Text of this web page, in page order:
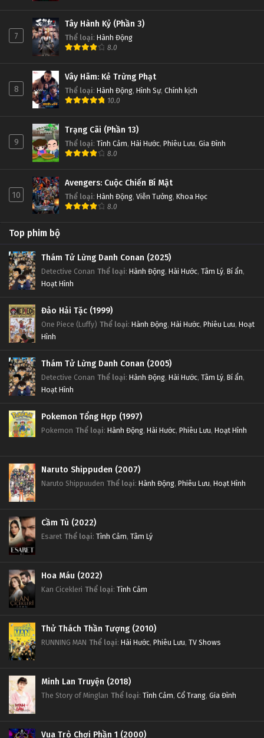
7
Tây Hành Kỷ (Phần 3)
Thể loại: Hành Động
8.0
8
Vây Hãm: Kẻ Trừng Phạt
Thể loại: Hành Động, Hình Sự, Chính kịch
10.0
9
Trạng Cãi (Phần 13)
Thể loại: Tình Cảm, Hài Hước, Phiêu Lưu, Gia Đình
8.0
10
Avengers: Cuộc Chiến Bí Mật
Thể loại: Hành Động, Viễn Tưởng, Khoa Học
8.0
Top phim bộ
Thám Tử Lừng Danh Conan (2025)
Detective Conan Thể loại: Hành Động, Hài Hước, Tâm Lý, Bí ẩn,
Hoạt Hình
Đảo Hải Tặc (1999)
One Piece (Luffy) Thể loại: Hành Động, Hài Hước, Phiêu Lưu, Hoạt
Hình
Thám Tử Lừng Danh Conan (2005)
Detective Conan Thể loại: Hành Động, Hài Hước, Tâm Lý, Bí ẩn,
Hoạt Hình
Pokemon Tổng Hợp (1997)
Pokemon Thể loại: Hành Động, Hài Hước, Phiêu Lưu, Hoạt Hình
Naruto Shippuden (2007)
Naruto Shippuuden Thể loại: Hành Động, Phiêu Lưu, Hoạt Hình
Cầm Tù (2022)
Esaret Thể loại: Tình Cảm, Tâm Lý
Hoa Máu (2022)
Kan Cicekleri Thể loại: Tình Cảm
Thử Thách Thần Tượng (2010)
RUNNING MAN Thể loại: Hài Hước, Phiêu Lưu, TV Shows
Minh Lan Truyện (2018)
The Story of Minglan Thể loại: Tình Cảm, Cổ Trang, Gia Đình
Vua Trò Chơi Phần 1 (2000)